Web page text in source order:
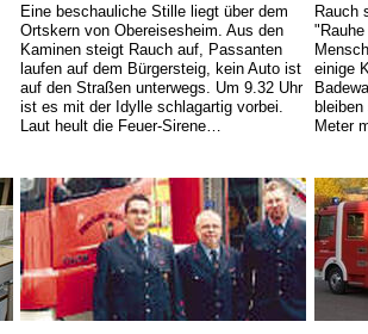
Eine beschauliche Stille liegt über dem
Ortskern von Obereisesheim. Aus den
Kaminen steigt Rauch auf, Passanten
laufen auf dem Bürgersteig, kein Auto ist
auf den Straßen unterwegs. Um 9.32 Uhr
ist es mit der Idylle schlagartig vorbei.
Laut heult die Feuer-Sirene…
Rauch
einige
Meter